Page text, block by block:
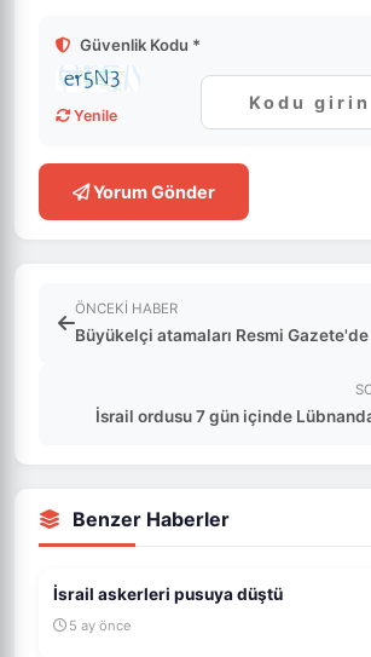
Güvenlik Kodu *
Yenile
Yorum Gönder
ÖNCEKI HABER
Büyükelçi atamaları Resmi Gazete'de
İsrail ordusu 7 gün içinde
Benzer Haberler
İsrail askerleri pusuya düştü
5 ay önce